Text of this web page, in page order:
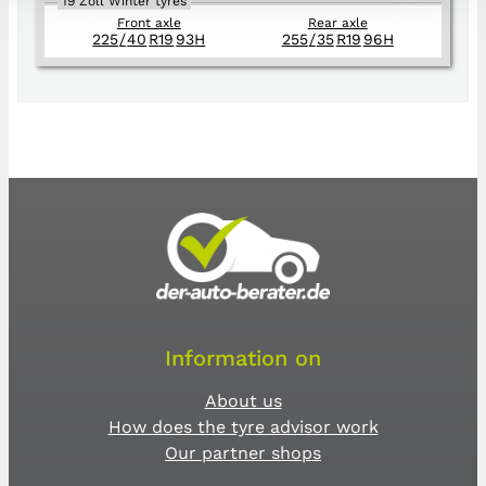
Front axle
225/40 R19 93H
Rear axle
255/35 R19 96H
Information on
About us
How does the tyre advisor work
Our partner shops